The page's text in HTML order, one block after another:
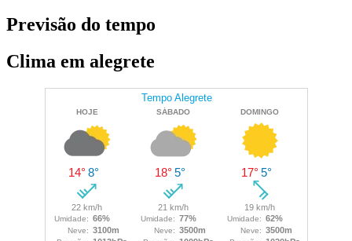
Previsão do tempo
Clima em alegrete